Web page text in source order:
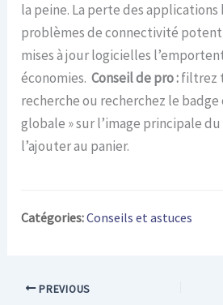
la peine. La perte des applications
problèmes de connectivité
mises à jour logicielles
économies.Conseil de pro :filtrez
recherche ou recherchez le badge
globale » sur l’image principale
l’ajouter au panier.
Catégories:Conseils et astuces
PREVIOUS